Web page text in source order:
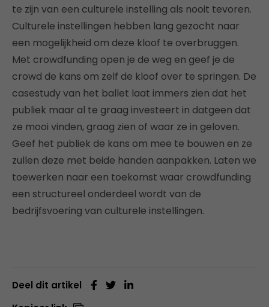
te zijn van een culturele instelling als nooit tevoren.
Culturele instellingen hebben lang gezocht naar
een mogelijkheid om deze kloof te overbruggen.
Met crowdfunding open je de weg en geef je de
crowd de kans om zelf de kloof over te springen. De
casestudy van het ballet laat immers zien dat het
publiek maar al te graag investeert in datgeen dat
ze mooi vinden, graag zien of waar ze in geloven.
Geef het publiek de kans om mee te bouwen en ze
zullen deze met beide handen aanpakken. Laten we
toewerken naar een toekomst waar crowdfunding
een structureel onderdeel wordt van de
bedrijfsvoering van culturele instellingen.
Deel dit artikel